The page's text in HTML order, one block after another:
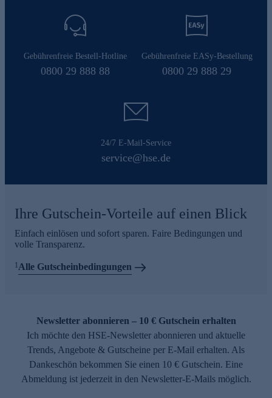
Gebührenfreie Bestell-Hotline
0800 29 888 88
Gebührenfreie EASy-Bestellung
0800 29 888 29
24/7 E-Mail-Service
service@hse.de
Ihre Gutschein-Vorteile auf einen Blick
Einfach einlösen und sofort sparen. Faire Bedingungen und
volle Transparenz.
1 Alle Gutscheinbedingungen
Newsletter abonnieren – 10 € Gutschein erhalten
Ich möchte den HSE-Newsletter abonnieren und aktuelle
Trends, Angebote & Gutscheine per E-Mail erhalten. Als
Dankeschön bekommen Sie einen 10 € Gutschein. Eine
Abmeldung ist jederzeit in den Newsletter-E-Mails möglich.